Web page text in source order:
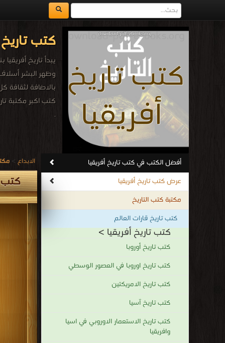
كتب
بالاضافة لثقافة
كتب اكبر مكتبة
.
أفضل الكتب في كتب تاريخ أفريقيا
عرض كتب تاريخ أفريقيا
مكتبة كتب التاريخ
كتب تاريخ قارات العالم
كتب تاريخ أفريقيا >
كتب تاريخ أوروبا
كتب تاريخ اوروبا في العصور الوسطي
كتب تاريخ الامريكتين
كتب تاريخ آسيا
كتب تاريخ الاستعمار الاوروبي في اسيا
وافريقيا
الابداع >
كتب